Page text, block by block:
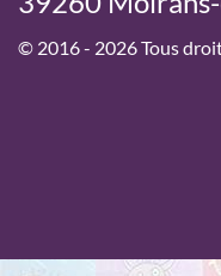
© 2016 - 2026 Tous